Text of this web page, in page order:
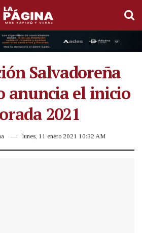
Salvadoreña
anuncia el inicio
2021
lunes, 11 enero 2021 10:32 AM